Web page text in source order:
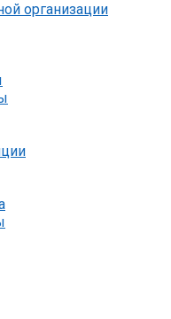
организации